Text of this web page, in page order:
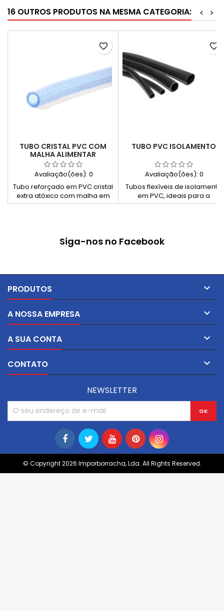
16 OUTROS PRODUTOS NA MESMA CATEGORIA: >
<
TUBO CRISTAL PVC COM
MALHA ALIMENTAR
Avaliação(ões): 0
Tubo reforçado em PVC cristal
extra atóxico com malha em
poliéster. Indicado para
comprimido. Transparente,
resistente e conforme com a
favorite_border
TUBO PVC ISOLAMENTO
Avaliação(ões): 0
Tubos flexíveis de isolamento
em PVC, ideais para a
proteção de cabos e fios
à chama, durabilidade e
favorite_border
Siga-nos no Facebook
PRODUTOS 
A NOSSA EMPRESA 
A SUA CONTA 
CONTATO 
NEWSLETTER
© Copyright 2026 Imporborracha, Lda. All Rights Reserved.